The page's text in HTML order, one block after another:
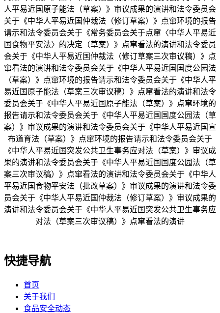
人平易近国原子能法（草案）》审议成果的演讲和法令委员会
关于《中华人平易近国仲裁法（修订草案）》点窜环境的报告
请示和法令委员会关于《常务委员会关于点窜〈中华人平易近
国食物平安法〉的决定（草案）》点窜看法的演讲和法令委员
会关于《中华人平易近国仲裁法（修订草案三次审议稿）》点
窜看法的演讲和法令委员会关于《中华人平易近国国度公园法
（草案）》点窜环境的报告请示和法令委员会关于《中华人平
易近国原子能法（草案三次审议稿）》点窜看法的演讲和法令
委员会关于《中华人平易近国原子能法（草案）》点窜环境的
报告请示和法令委员会关于《中华人平易近国国度公园法（草
案）》审议成果的演讲和法令委员会关于《中华人平易近国宣
布道育法（草案）》点窜环境的报告请示和法令委员会关于
《中华人平易近国突发公共卫生事务应对法（草案）》审议成
果的演讲和法令委员会关于《中华人平易近国国度公园法（草
案三次审议稿）》点窜看法的演讲和法令委员会关于《中华人
平易近国食物平安法（批改草案）》审议成果的演讲和法令委
员会关于《中华人平易近国仲裁法（修订草案）》审议成果的
演讲和法令委员会关于《中华人平易近国突发公共卫生事务应
对法（草案三次审议稿）》点窜看法的演讲
快捷导航
首页
关于我们
食品安全动态